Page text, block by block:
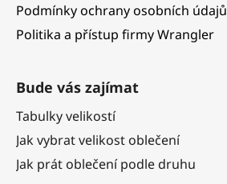
Podmínky ochrany osobních údajů
Politika a přístup firmy Wrangler
Bude vás zajímat
Tabulky velikostí
Jak vybrat velikost oblečení
Jak prát oblečení podle druhu